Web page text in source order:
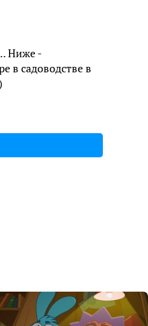
Ниже -
в садоводстве в